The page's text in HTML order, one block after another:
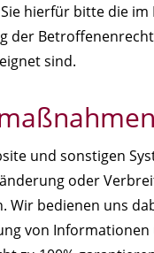
hierfür bitte die
der
sind.
und sonstigen
oder
bedienen uns
von